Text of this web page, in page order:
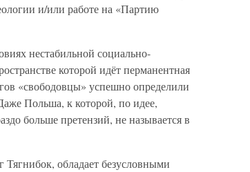
и/или работе на «Партию
нестабильной социально-
которой идёт перманентная
«свободовцы» успешно определили
Польша, к которой, по идее,
больше претензий, не называется в
обладает безусловными